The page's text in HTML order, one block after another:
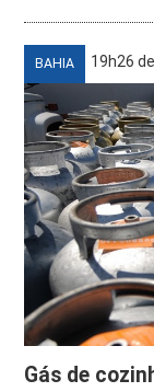
BAHIA 19h26
Gás de